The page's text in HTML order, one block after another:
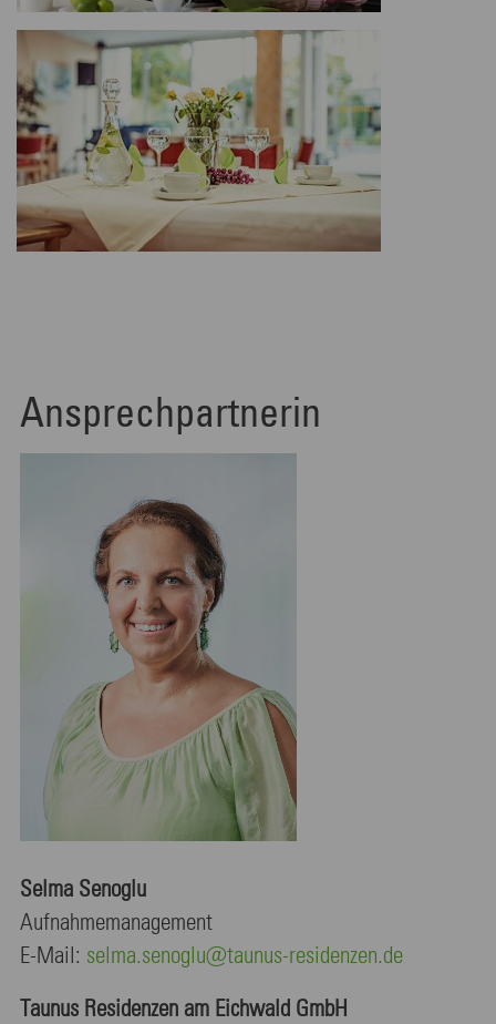
Ansprechpartnerin
Selma Senoglu
Aufnahmemanagement
E-Mail: selma.senoglu@taunus-residenzen.de
Taunus Residenzen am Eichwald GmbH